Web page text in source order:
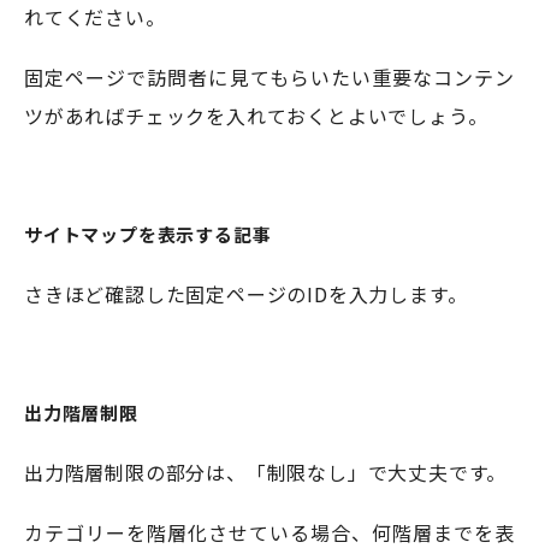
れてください。
固定ページで訪問者に見てもらいたい重要なコンテン
ツがあればチェックを入れておくとよいでしょう。
サイトマップを表示する記事
さきほど確認した固定ページのIDを入力します。
出力階層制限
出力階層制限の部分は、「制限なし」で大丈夫です。
カテゴリーを階層化させている場合、何階層までを表